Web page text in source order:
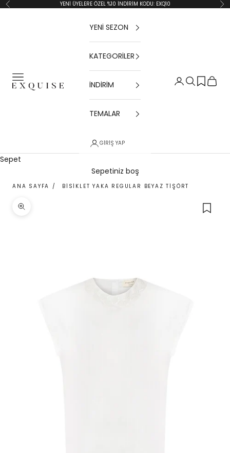
İçeriğe geç
Geri YENİ ÜYELERE ÖZEL %10 İNDİRİM KODU: EXQ10
Menü
Exquise TR
Giriş Yap
Ara Sepet
YENİ SEZON
KATEGORİLER
İNDİRİM
TEMALAR
GIRIŞ YAP
Sepet
Sepetiniz boş
ANA SAYFA / BISIKLET YAKA REGULAR BEYAZ TIŞÖRT
Yakınlaştır